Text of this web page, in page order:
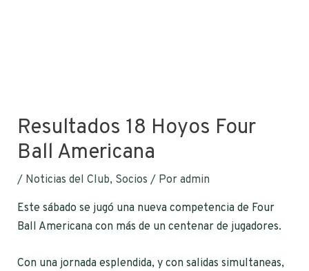
Resultados 18 Hoyos Four
Ball Americana
/ Noticias del Club, Socios / Por admin
Este sábado se jugó una nueva competencia de Four
Ball Americana con más de un centenar de jugadores.
Con una jornada esplendida, y con salidas simultaneas,